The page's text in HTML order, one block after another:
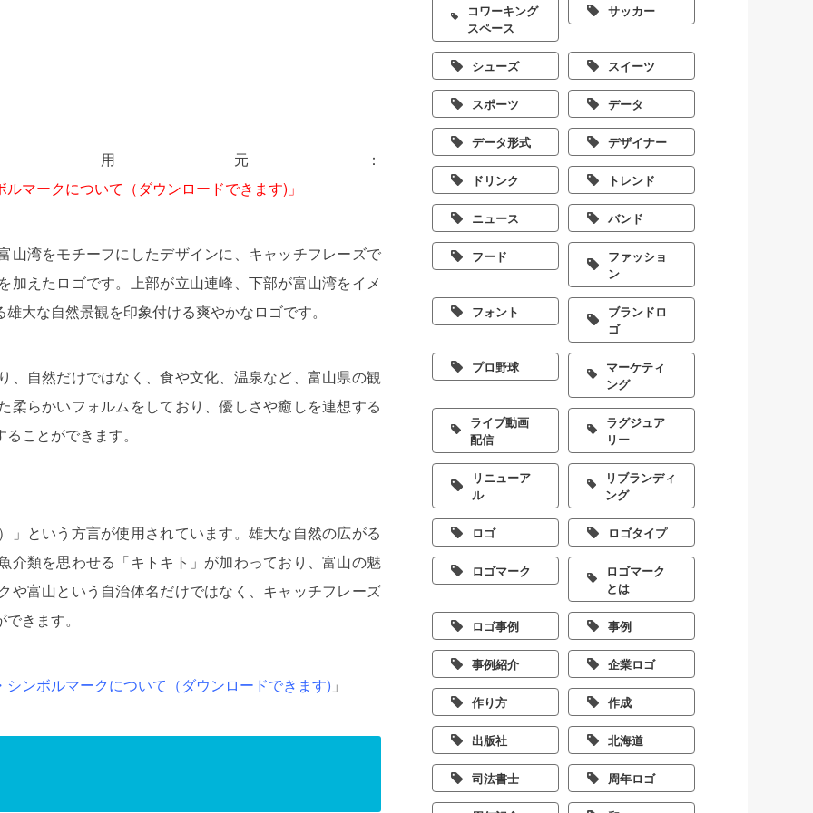
用元：
マークについて（ダウンロードできます)」
山湾をモチーフにしたデザインに、キャッチフレーズで
えたロゴです。上部が立山連峰、下部が富山湾をイメ
大な自然景観を印象付ける爽やかなロゴです。
、自然だけではなく、食や文化、温泉など、富山県の観
柔らかいフォルムをしており、優しさや癒しを連想する
ことができます。
」という方言が使用されています。雄大な自然の広がる
介類を思わせる「キトキト」が加わっており、富山の魅
や富山という自治体名だけではなく、キャッチフレーズ
きます。
ンボルマークについて（ダウンロードできます) 」
コワーキング
スペース
サッカー
シューズ スイーツ
スポーツ データ
データ形式 デザイナー
ドリンク トレンド
ニュース バンド
フード
ファッショ
ン
フォント
ブランドロ
ゴ
プロ野球
マーケティ
ング
ライブ動画
配信
ラグジュア
リー
リニューア
ル
リブランディ
ング
ロゴ ロゴタイプ
ロゴマーク
ロゴマーク
とは
ロゴ事例 事例
事例紹介 企業ロゴ
作り方 作成
出版社 北海道
司法書士 周年ロゴ